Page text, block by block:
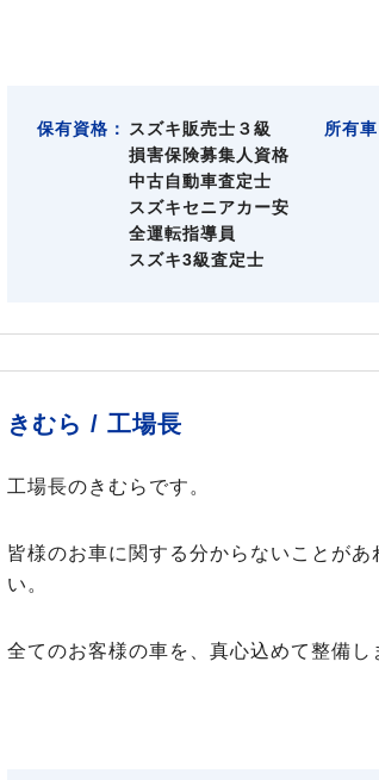
保有資格：
スズキ販売士３級
損害保険募集人資格
中古自動車査定士
スズキセニアカー安
全運転指導員
スズキ3級査定士
所有車
きむら / 工場長
工場長のきむらです。
皆様のお車に関する分からないことがあ
い。
全てのお客様の車を、真心込めて整備し